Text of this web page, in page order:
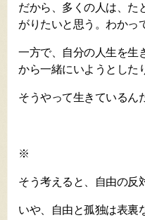
だから、多くの人は、た
がりたいと思う。わかっ
一方で、自分の人生を生
から一緒にいようとした
そうやって生きているん
※
そう考えると、自由の反
いや、自由と孤独は表裏